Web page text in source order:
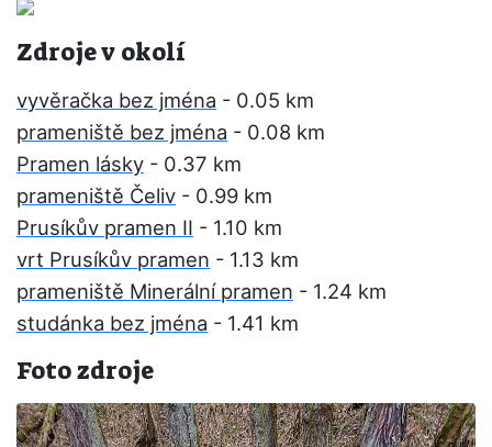
Zdroje v okolí
vyvěračka bez jména - 0.05 km
prameniště bez jména - 0.08 km
Pramen lásky - 0.37 km
prameniště Čeliv - 0.99 km
Prusíkův pramen II - 1.10 km
vrt Prusíkův pramen - 1.13 km
prameniště Minerální pramen - 1.24 km
studánka bez jména - 1.41 km
Foto zdroje